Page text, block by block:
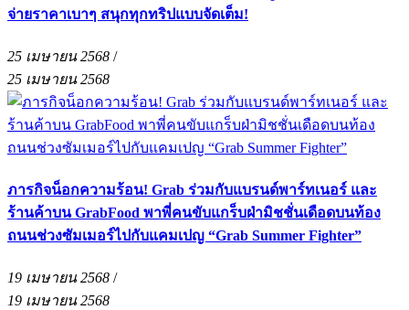
จ่ายราคาเบาๆ สนุกทุกทริปแบบจัดเต็ม!
25 เมษายน 2568 /
25 เมษายน 2568
ภารกิจน็อกความร้อน! Grab ร่วมกับแบรนด์พาร์ทเนอร์ และ
ร้านค้าบน GrabFood พาพี่คนขับแกร็บฝ่ามิชชั่นเดือดบนท้อง
ถนนช่วงซัมเมอร์ไปกับแคมเปญ “Grab Summer Fighter”
19 เมษายน 2568 /
19 เมษายน 2568